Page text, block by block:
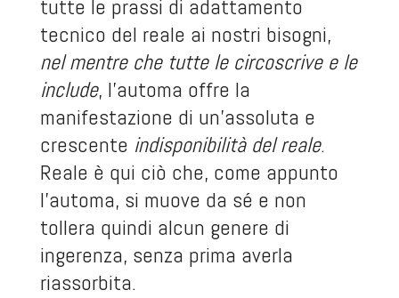
tutte le prassi di adattamento
tecnico del reale ai nostri bisogni,
nel mentre che tutte le circoscrive e le
include, l’automa offre la
manifestazione di un’assoluta e
crescente indisponibilità del reale.
Reale è qui ciò che, come appunto
l’automa, si muove da sé e non
tollera quindi alcun genere di
ingerenza, senza prima averla
riassorbita.